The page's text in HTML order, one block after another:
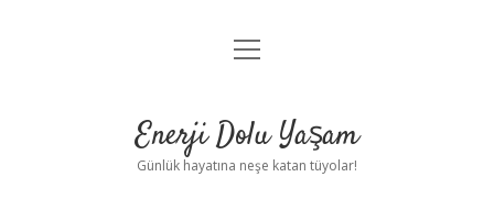
Anasayfa
Yasal Uyarı
menüyü
Enerji Dolu Yaşam
Günlük hayatına neşe katan tüyolar!